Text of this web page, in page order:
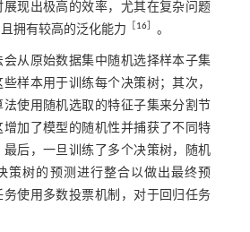
现出极高的效率，尤其在复杂问题
拥有较高的泛化能力
16］ 。
会从原始数据集中随机选择样本子集
些样本用于训练每个决策树；其次，
使用随机选取的特征子集来分割节
增加了模型的随机性并捕获了不同特
后，一旦训练了多个决策树，随机
策树的预测进行整合以做出最终预
使用多数投票机制，对于回归任务